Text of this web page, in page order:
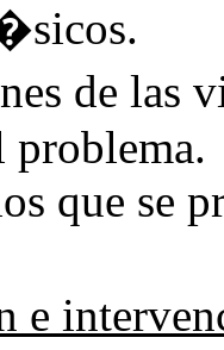
de las
que se
e